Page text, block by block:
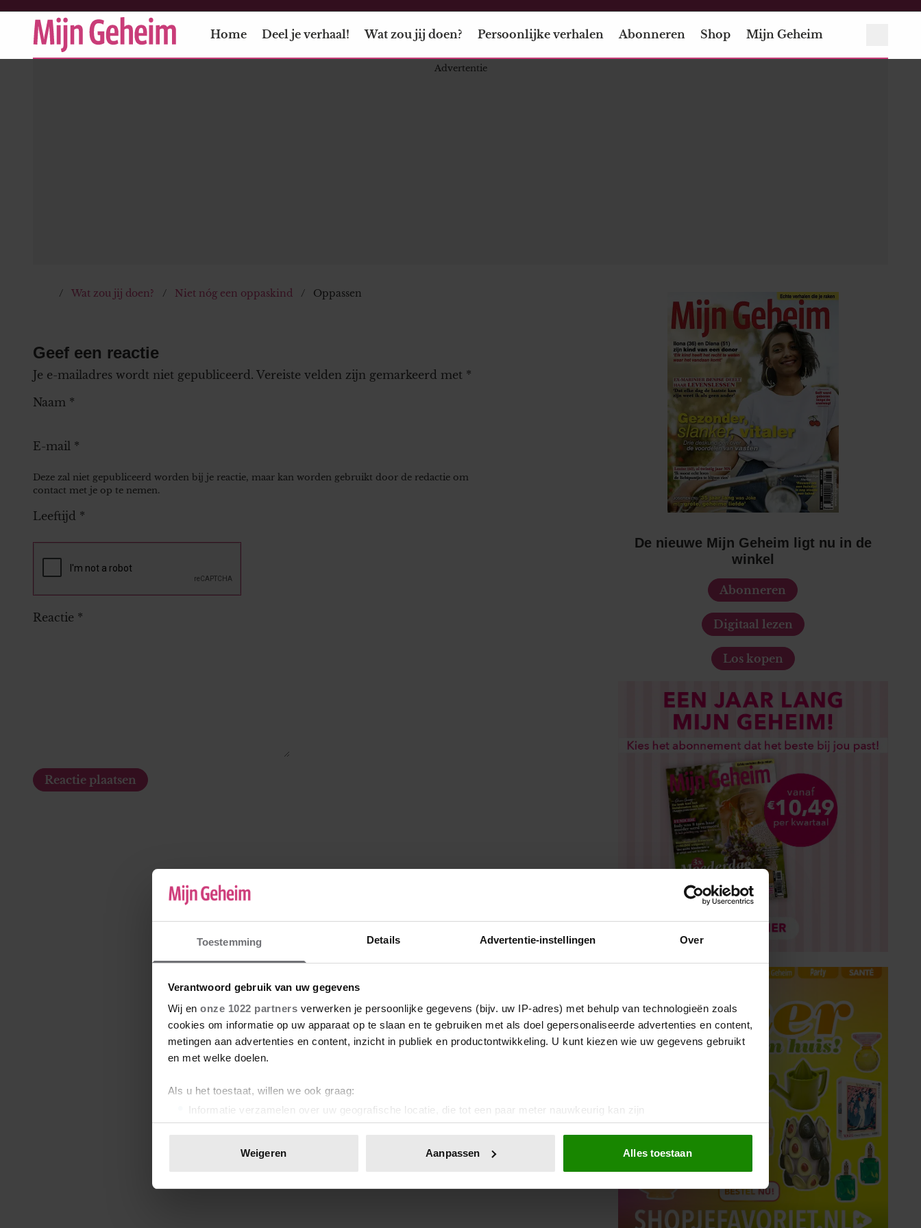
Toestemming Details Advertentie-instellingen Over
Verantwoord gebruik van uw gegevens
Wij en onze 1022 partners verwerken je persoonlijke gegevens (bijv. uw IP-adres) met behulp van technologieën zoals
cookies om informatie op uw apparaat op te slaan en te gebruiken met als doel gepersonaliseerde advertenties en content,
metingen aan advertenties en content, inzicht in publiek en productontwikkeling. U kunt kiezen wie uw gegevens gebruikt
en met welke doelen.
Als u het toestaat, willen we ook graag:
Informatie verzamelen over uw geografische locatie, die tot een paar meter nauwkeurig kan zijn
Uw apparaat identificeren door het actief te scannen op specifieke eigenschappen (fingerprinting)
toestemming op elk moment wijzigen of intrekken in de Cookieverklaring.
We gebruiken cookies om content en advertenties te personaliseren, om functies voor social media te bieden en om ons
websiteverkeer te analyseren. Ook delen we informatie over uw gebruik van onze site met onze partners voor social
Weigeren Aanpassen Alles toestaan
Home Deel je verhaal! Wat zou jij doen? Persoonlijke verhalen Abonneren Shop Mijn Geheim
Wat zou jij doen? Niet nóg een oppaskind Oppassen
Geef een reactie
Je e-mailadres wordt niet gepubliceerd. Vereiste velden zijn gemarkeerd met *
Naam *
E-mail *
Deze zal niet gepubliceerd worden bij je reactie, maar kan worden gebruikt door de redactie om
contact met je op te nemen.
Leeftijd *
Reactie *
De nieuwe Mijn Geheim ligt nu in de
winkel
Abonneren
Digitaal lezen
Los kopen